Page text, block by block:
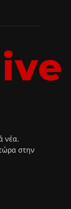
νέα.
στην